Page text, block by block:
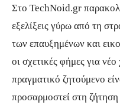
Στο TechNoid.gr
εξελίξεις γύρω από τη
των επαυξημένων και
οι σχετικές φήμες για
πραγματικό ζητούμενο
προσαρμοστεί στη